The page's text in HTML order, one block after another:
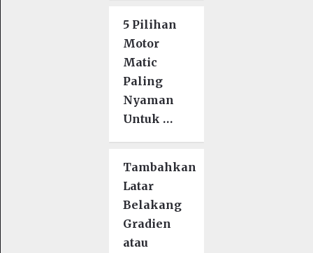
5 Pilihan
Motor
Matic
Paling
Nyaman
Untuk …
Tambahkan
Latar
Belakang
Gradien
atau